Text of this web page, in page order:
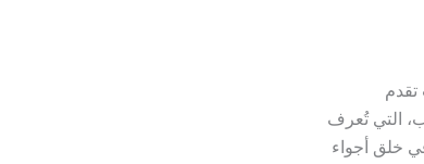
تقدم
التي تُعرف
خلق أجواء